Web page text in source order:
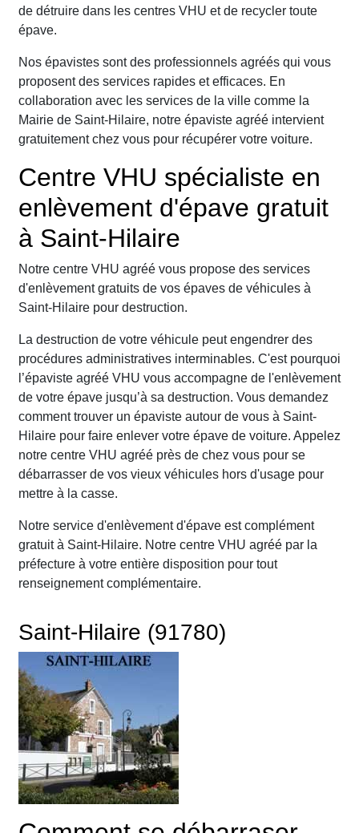
de détruire dans les centres VHU et de recycler toute
épave.
Nos épavistes sont des professionnels agréés qui vous
proposent des services rapides et efficaces. En
collaboration avec les services de la ville comme la
Mairie de Saint-Hilaire, notre épaviste agréé intervient
gratuitement chez vous pour récupérer votre voiture.
Centre VHU spécialiste en
enlèvement d'épave gratuit
à Saint-Hilaire
Notre centre VHU agréé vous propose des services
d'enlèvement gratuits de vos épaves de véhicules à
Saint-Hilaire pour destruction.
La destruction de votre véhicule peut engendrer des
procédures administratives interminables. C'est pourquoi
l’épaviste agréé VHU vous accompagne de l'enlèvement
de votre épave jusqu’à sa destruction. Vous demandez
comment trouver un épaviste autour de vous à Saint-
Hilaire pour faire enlever votre épave de voiture. Appelez
notre centre VHU agréé près de chez vous pour se
débarrasser de vos vieux véhicules hors d'usage pour
mettre à la casse.
Notre service d'enlèvement d'épave est complément
gratuit à Saint-Hilaire. Notre centre VHU agréé par la
préfecture à votre entière disposition pour tout
renseignement complémentaire.
Saint-Hilaire (91780)